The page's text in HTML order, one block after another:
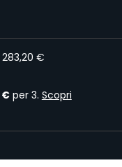
€
€per 3. Scopri